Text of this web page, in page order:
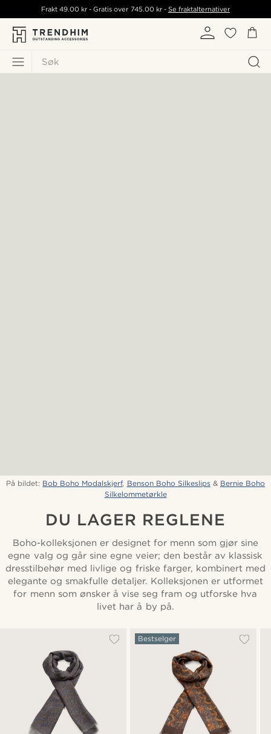
Søk
Frakt49.00 kr - Gratis over 745.00 kr- Se fraktalternativer
På bildet: Bob Boho Modalskjerf, Benson Boho Silkeslips& Bernie Boho
Silkelommetørkle
DU LAGER REGLENE
Boho-kolleksjonen er designet for menn som gjør sine
egne valg og går sine egne veier; den består av klassisk
dresstilbehør med livlige og friske farger, kombinert med
elegante og smakfulle detaljer. Kolleksjonen er utformet
for menn som ønsker å vise seg fram og utforske hva
livet har å by på.
Bestselger